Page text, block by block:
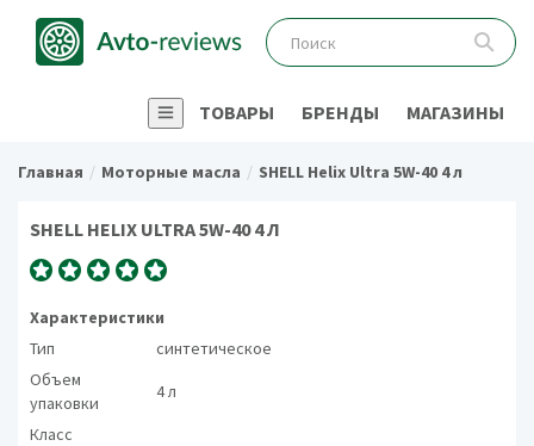
ТОВАРЫ БРЕНДЫ МАГАЗИНЫ
Главная Моторные масла SHELL Helix Ultra 5W-40 4 л
SHELL HELIX ULTRA 5W-40 4 Л
Характеристики
Тип
синтетическое
Объем
упаковки
4 л
Класс